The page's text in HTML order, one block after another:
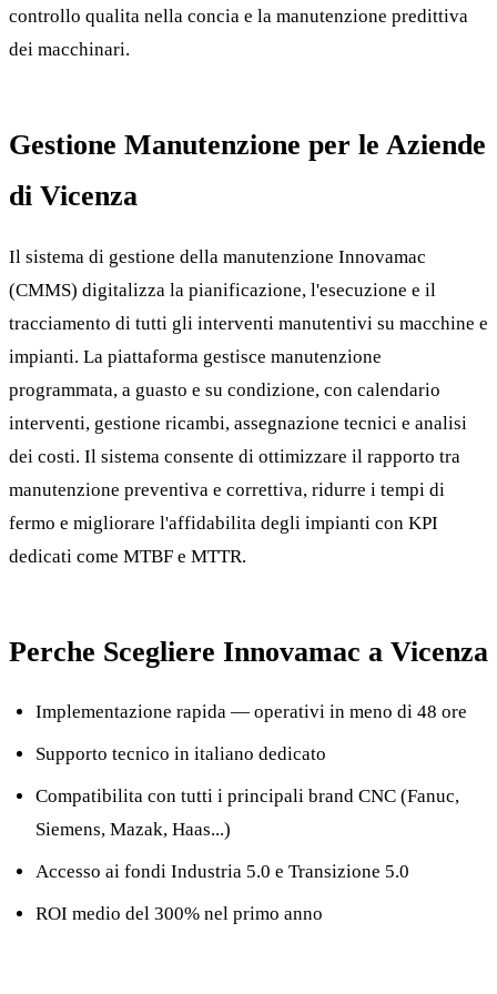
controllo qualita nella concia e la manutenzione predittiva
dei macchinari.
Gestione Manutenzione per le Aziende
di Vicenza
Il sistema di gestione della manutenzione Innovamac
(CMMS) digitalizza la pianificazione, l'esecuzione e il
tracciamento di tutti gli interventi manutentivi su macchine e
impianti. La piattaforma gestisce manutenzione
programmata, a guasto e su condizione, con calendario
interventi, gestione ricambi, assegnazione tecnici e analisi
dei costi. Il sistema consente di ottimizzare il rapporto tra
manutenzione preventiva e correttiva, ridurre i tempi di
fermo e migliorare l'affidabilita degli impianti con KPI
dedicati come MTBF e MTTR.
Perche Scegliere Innovamac a Vicenza
Implementazione rapida — operativi in meno di 48 ore
Supporto tecnico in italiano dedicato
Compatibilita con tutti i principali brand CNC (Fanuc,
Siemens, Mazak, Haas...)
Accesso ai fondi Industria 5.0 e Transizione 5.0
ROI medio del 300% nel primo anno